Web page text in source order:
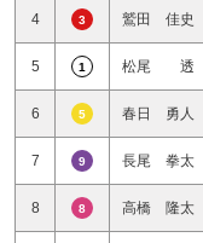
4 3 鷲田 佳史
5 1 松尾 透
6 5 春日 勇人
7 9 長尾 拳太
8 8 高橋 隆太